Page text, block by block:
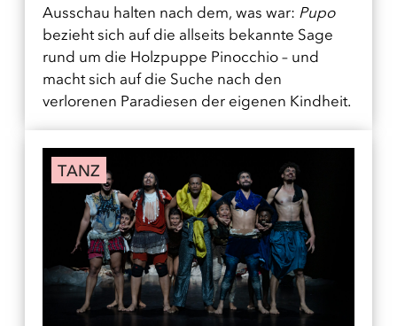
Ausschau halten nach dem, was war: Pupo
bezieht sich auf die allseits bekannte Sage
rund um die Holzpuppe Pinocchio – und
macht sich auf die Suche nach den
verlorenen Paradiesen der eigenen Kindheit.
TANZ